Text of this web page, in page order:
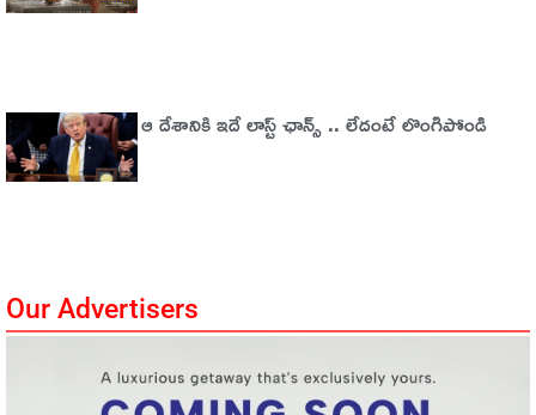
ఆ దేశానికి ఇదే లాస్ట్ ఛాన్స్ .. లేదంటే లొంగిపోండి
Our Advertisers